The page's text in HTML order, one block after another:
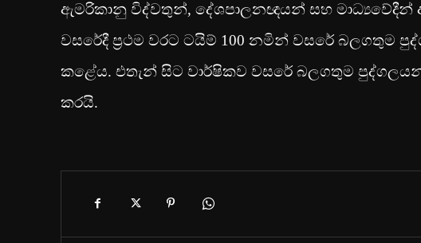
ඇමරිකානු විද්වතුන්, දේශපාලනඥයන් සහ මාධ්‍යවේදීන්
වසරේදී ප්‍රථම වරට ටයිම් 100 නමින් වසරේ බලගතුම
කළේය. එතැන් සිට වාර්ෂිකව වසරේ බලගතුම
කරයි.